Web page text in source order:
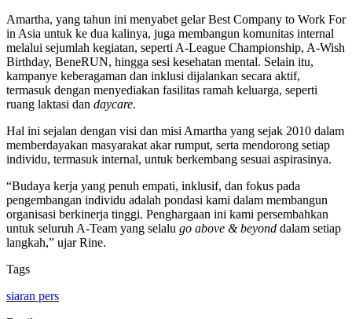
Amartha, yang tahun ini menyabet gelar Best Company to Work For
in Asia untuk ke dua kalinya, juga membangun komunitas internal
melalui sejumlah kegiatan, seperti A-League Championship, A-Wish
Birthday, BeneRUN, hingga sesi kesehatan mental. Selain itu,
kampanye keberagaman dan inklusi dijalankan secara aktif,
termasuk dengan menyediakan fasilitas ramah keluarga, seperti
ruang laktasi dan daycare.
Hal ini sejalan dengan visi dan misi Amartha yang sejak 2010 dalam
memberdayakan masyarakat akar rumput, serta mendorong setiap
individu, termasuk internal, untuk berkembang sesuai aspirasinya.
“Budaya kerja yang penuh empati, inklusif, dan fokus pada
pengembangan individu adalah pondasi kami dalam membangun
organisasi berkinerja tinggi. Penghargaan ini kami persembahkan
untuk seluruh A-Team yang selalu go above & beyond dalam setiap
langkah,” ujar Rine.
Tags
siaran pers